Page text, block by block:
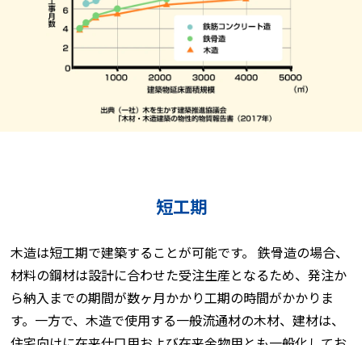
短工期
木造は短工期で建築することが可能です。 鉄骨造の場合、
材料の鋼材は設計に合わせた受注生産となるため、発注か
ら納入までの期間が数ヶ月かかり工期の時間がかかりま
す。一方で、木造で使用する一般流通材の木材、建材は、